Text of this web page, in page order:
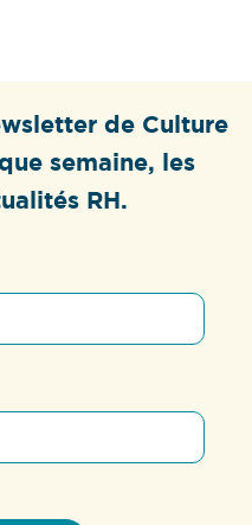
de Culture
semaine, les
RH.